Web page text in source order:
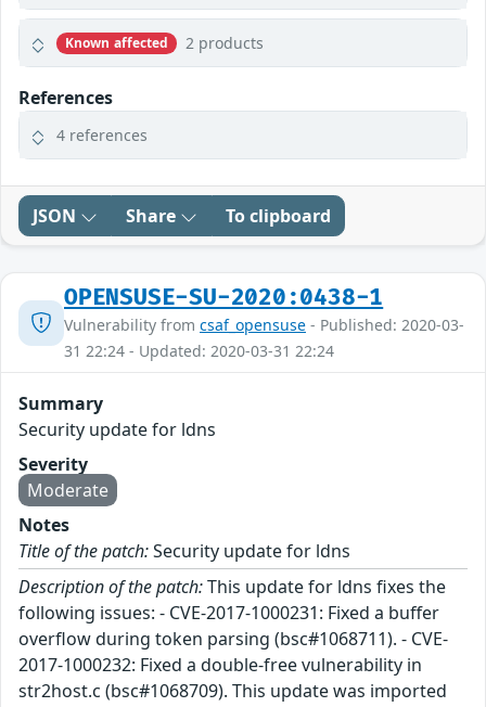
Known affected 2 products
References
4 references
JSON Share To clipboard
OPENSUSE-SU-2020:0438-1
Vulnerability from csaf_opensuse - Published: 2020-03-
31 22:24 - Updated: 2020-03-31 22:24
Summary
Security update for ldns
Severity
Moderate
Notes
Title of the patch:Security update for ldns
Description of the patch:This update for ldns fixes the
following issues: - CVE-2017-1000231: Fixed a buffer
overflow during token parsing (bsc#1068711). - CVE-
2017-1000232: Fixed a double-free vulnerability in
str2host.c (bsc#1068709). This update was imported